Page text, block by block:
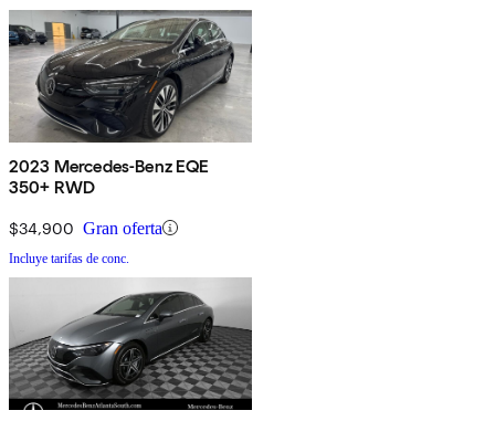
2023 Mercedes-Benz EQE
350+ RWD
$34,900 Gran oferta
Incluye tarifas de conc.